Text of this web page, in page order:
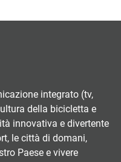
integrato (tv,
della bicicletta e
innovativa e divertente
le città di domani,
Paese e vivere